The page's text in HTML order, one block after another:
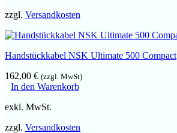
zzgl. Versandkosten
Handstückkabel NSK Ultimate 500 Compact
162,00 € (zzgl. MwSt)
In den Warenkorb
exkl. MwSt.
zzgl. Versandkosten